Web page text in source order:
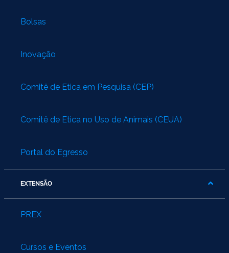
Bolsas
Inovação
Comitê de Ética em Pesquisa (CEP)
Comitê de Ética no Uso de Animais (CEUA)
Portal do Egresso
EXTENSÃO
PREX
Cursos e Eventos